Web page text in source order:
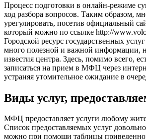
Процесс подготовки в онлайн-режиме
ход разбора вопросов. Таким образом,
урегулировать, посетив официальный
который можно по ссылке http://
Городской ресурс государственных
много полезной и важной информации,
известия центра. Здесь, помимо всего,
записаться на прием в МФЦ через
устраняя утомительное ожидание в
Виды услуг,
МФЦ предоставляет услуги любому
Список предоставляемых услуг
можно при помощи таблицы